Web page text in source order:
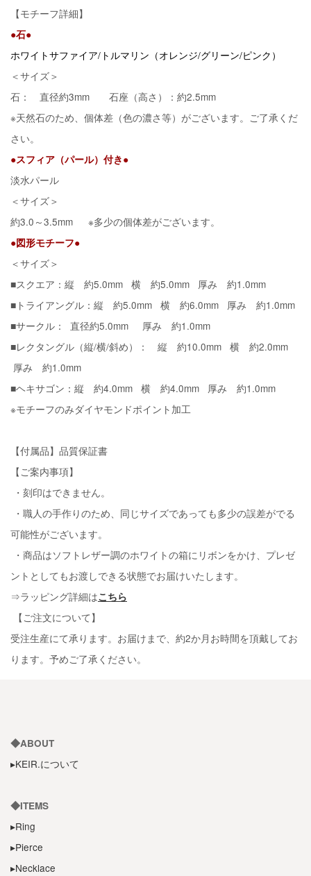
【モチーフ詳細】
●石●
ホワイトサファイア/トルマリン（オレンジ/グリーン/ピンク）
＜サイズ＞
石： 直径約3mm 石座（高さ）：約2.5mm
※天然石のため、個体差（色の濃さ等）がございます。ご了承くだ
さい。
●スフィア（パール）付き●
淡水パール
＜サイズ＞
約3.0～3.5mm ※多少の個体差がございます。
●図形モチーフ●
＜サイズ＞
■スクエア：縦 約5.0mm 横 約5.0mm 厚み 約1.0mm
■トライアングル：縦 約5.0mm 横 約6.0mm 厚み 約1.0mm
■サークル： 直径約5.0mm 厚み 約1.0mm
■レクタングル（縦/横/斜め）： 縦 約10.0mm 横 約2.0mm
厚み 約1.0mm
■ヘキサゴン：縦 約4.0mm 横 約4.0mm 厚み 約1.0mm
※モチーフのみダイヤモンドポイント加工
【付属品】品質保証書
【ご案内事項】
・刻印はできません。
・職人の手作りのため、同じサイズであっても多少の誤差がでる
可能性がございます。
・商品はソフトレザー調のホワイトの箱にリボンをかけ、プレゼ
ントとしてもお渡しできる状態でお届けいたします。
⇒ラッピング詳細はこちら
【ご注文について】
受注生産にて承ります。お届けまで、約2か月お時間を頂戴してお
ります。予めご了承ください。
◆ABOUT
▸KEIR.について
◆ITEMS
▸Ring
▸Pierce
▸Necklace